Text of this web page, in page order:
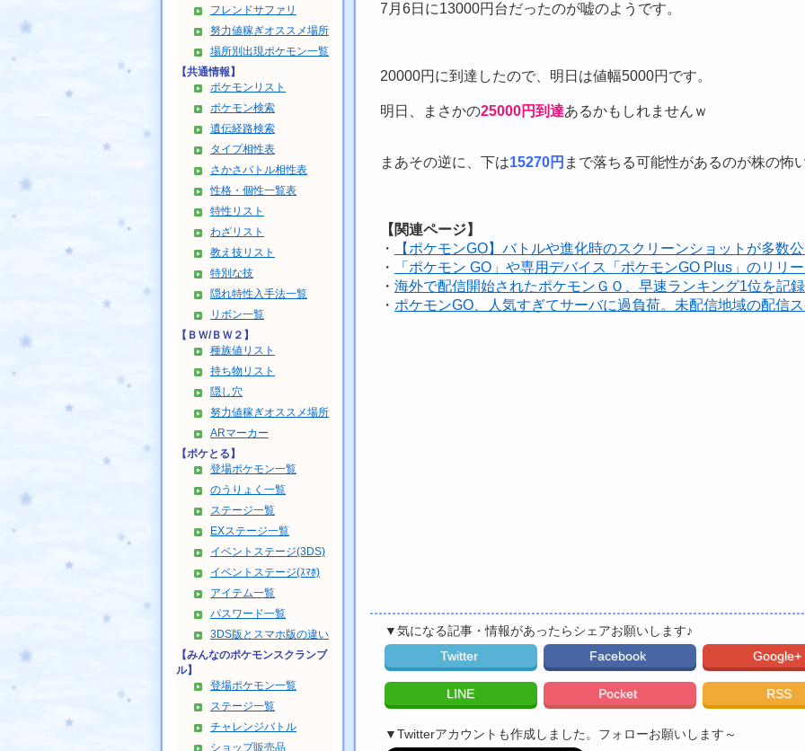
フレンドサファリ
努力値稼ぎオススメ場所
場所別出現ポケモン一覧
【共通情報】
ポケモンリスト
ポケモン検索
遺伝経路検索
タイプ相性表
さかさバトル相性表
性格・個性一覧表
特性リスト
わざリスト
教え技リスト
特別な技
隠れ特性入手法一覧
リボン一覧
【ＢＷ/ＢＷ２】
種族値リスト
持ち物リスト
隠し穴
努力値稼ぎオススメ場所
ARマーカー
【ポケとる】
登場ポケモン一覧
のうりょく一覧
ステージ一覧
EXステージ一覧
イベントステージ(3DS)
イベントステージ(ｽﾏﾎ)
アイテム一覧
パスワード一覧
3DS版とスマホ版の違い
【みんなのポケモンスクランブ
ル】
登場ポケモン一覧
ステージ一覧
チャレンジバトル
ショップ販売品
7月6日に13000円台だったのが嘘のようです。
20000円に到達したので、明日は値幅5000円です。
明日、まさかの25000円到達あるかもしれませんｗ
まあその逆に、下は15270円 まで落ちる可能性があるのが株の怖
【関連ページ】
・
【ポケモンGO】バトルや進化時のスクリーンショットが多数
・
「ポケモン GO」や専用デバイス「ポケモンGO Plus」のリリ
・ 海外で配信開始されたポケモンＧＯ、早速ランキング1位を記
・ ポケモンGO、人気すぎてサーバに過負荷。未配信地域の配信
▼気になる記事・情報があったらシェアお願いします♪
Twitter
Facebook Google+
LINE Pocket RSS
▼Twitterアカウントも作成しました。フォローお願いします～